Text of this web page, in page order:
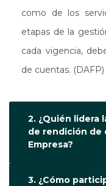
como de los
etapas de la
cada vigencia,
de cuentas. (DAFP)
2. ¿Quién lidera
de rendición de
Empresa?
3. ¿Cómo